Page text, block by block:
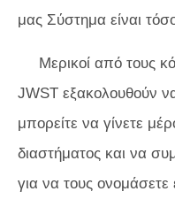
μας Σύστημα είναι
Μερικοί από τους
JWST εξακολουθούν
μπορείτε να γίνετε
διαστήματος και να
για να τους ονομάσετε